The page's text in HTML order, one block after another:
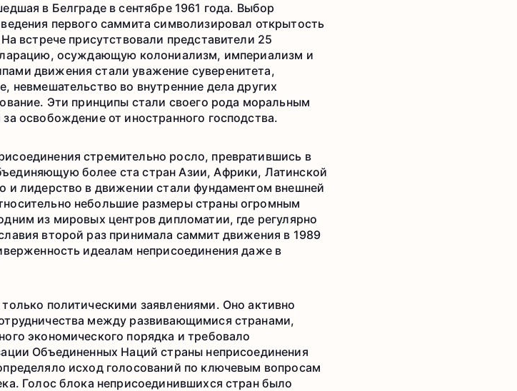
в Белграде в сентябре 1961 года. Выбор
первого саммита символизировал открытость
встрече присутствовали представители 25
осуждающую колониализм, империализм и
движения стали уважение суверенитета,
невмешательство во внутренние дела других
Эти принципы стали своего рода моральным
освобождение от иностранного господства.
стремительно росло, превратившись в
более ста стран Азии, Африки, Латинской
лидерство в движении стали фундаментом внешней
небольшие размеры страны огромным
из мировых центров дипломатии, где регулярно
второй раз принимала саммит движения в 1989
идеалам неприсоединения даже в
политическими заявлениями. Оно активно
между развивающимися странами,
экономического порядка и требовало
Объединенных Наций страны неприсоединения
исход голосований по ключевым вопросам
Голос блока неприсоединившихся стран было